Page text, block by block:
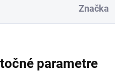
Značka
parametre